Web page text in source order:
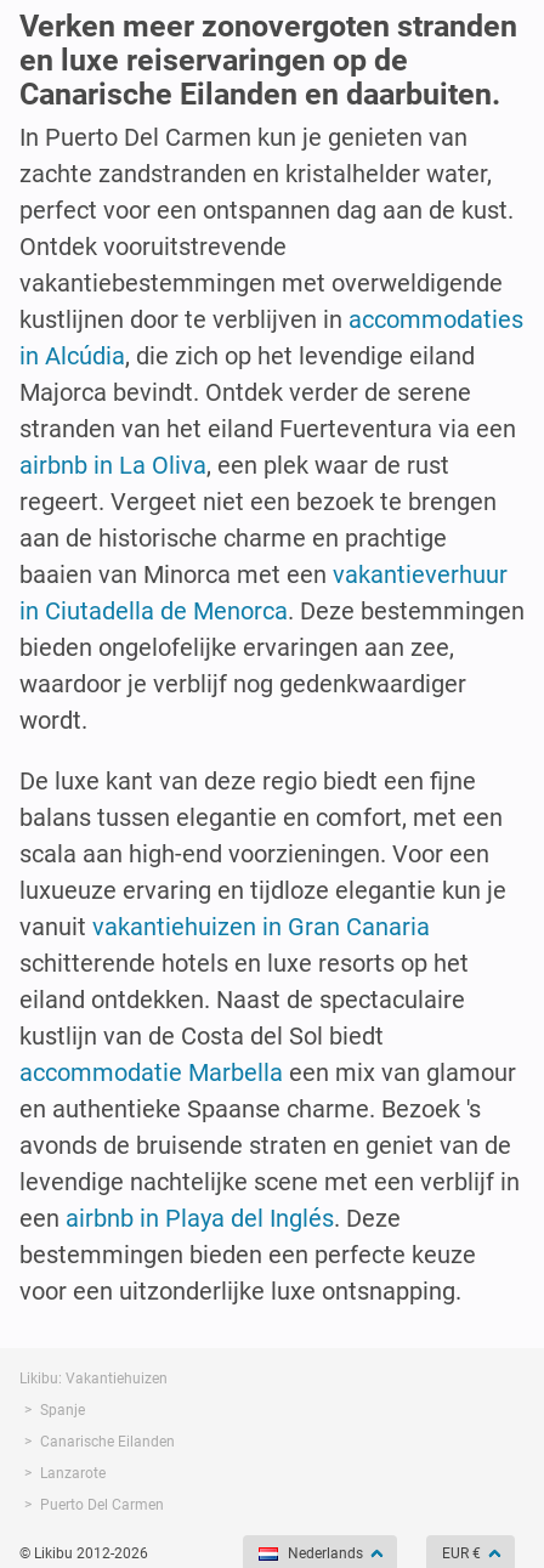
Verken meer zonovergoten stranden
en luxe reiservaringen op de
Canarische Eilanden en daarbuiten.
In Puerto Del Carmen kun je genieten van
zachte zandstranden en kristalhelder water,
perfect voor een ontspannen dag aan de kust.
Ontdek vooruitstrevende
vakantiebestemmingen met overweldigende
kustlijnen door te verblijven in accommodaties
in Alcúdia, die zich op het levendige eiland
Majorca bevindt. Ontdek verder de serene
stranden van het eiland Fuerteventura via een
airbnb in La Oliva, een plek waar de rust
regeert. Vergeet niet een bezoek te brengen
aan de historische charme en prachtige
baaien van Minorca met een vakantieverhuur
in Ciutadella de Menorca. Deze bestemmingen
bieden ongelofelijke ervaringen aan zee,
waardoor je verblijf nog gedenkwaardiger
wordt.
De luxe kant van deze regio biedt een fijne
balans tussen elegantie en comfort, met een
scala aan high-end voorzieningen. Voor een
luxueuze ervaring en tijdloze elegantie kun je
vanuit vakantiehuizen in Gran Canaria
schitterende hotels en luxe resorts op het
eiland ontdekken. Naast de spectaculaire
kustlijn van de Costa del Sol biedt
accommodatie Marbella een mix van glamour
en authentieke Spaanse charme. Bezoek 's
avonds de bruisende straten en geniet van de
levendige nachtelijke scene met een verblijf in
een airbnb in Playa del Inglés. Deze
bestemmingen bieden een perfecte keuze
voor een uitzonderlijke luxe ontsnapping.
Likibu: Vakantiehuizen
Spanje
Canarische Eilanden
Lanzarote
Puerto Del Carmen
© Likibu 2012-2026 Nederlands EUR €